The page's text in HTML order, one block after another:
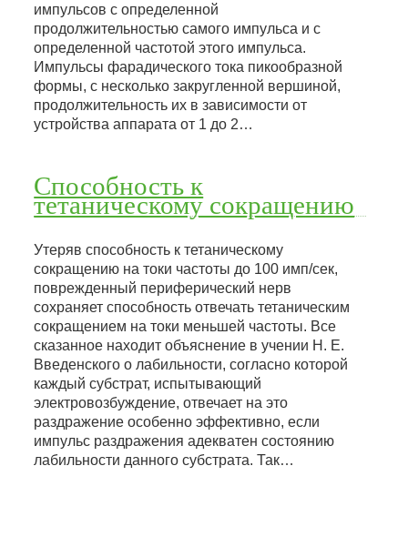
импульсов с определенной
продолжительностью самого импульса и с
определенной частотой этого импульса.
Импульсы фарадического тока пикообразной
формы, с несколько закругленной вершиной,
продолжительность их в зависимости от
устройства аппарата от 1 до 2…
Способность к
тетаническому сокращению
Утеряв способность к тетаническому
сокращению на токи частоты до 100 имп/сек,
поврежденный периферический нерв
сохраняет способность отвечать тетаническим
сокращением на токи меньшей частоты. Все
сказанное находит объяснение в учении Н. Е.
Введенского о лабильности, согласно которой
каждый субстрат, испытывающий
электровозбуждение, отвечает на это
раздражение особенно эффективно, если
импульс раздражения адекватен состоянию
лабильности данного субстрата. Так…